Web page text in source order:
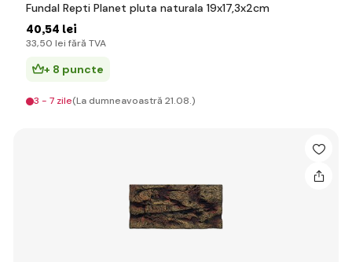
Fundal Repti Planet pluta naturala 19x17,3x2cm
40,54 lei
33,50 lei fără TVA
+ 8 puncte
3 - 7 zile(La dumneavoastră 21.08.)